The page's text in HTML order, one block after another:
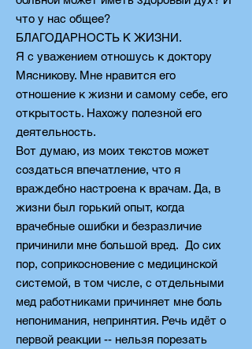
что у нас общее?
БЛАГОДАРНОСТЬ К ЖИЗНИ.
Я с уважением отношусь к доктору
Мясникову. Мне нравится его
отношение к жизни и самому себе, его
открытость. Нахожу полезной его
деятельность.
Вот думаю, из моих текстов может
создаться впечатление, что я
враждебно настроена к врачам. Да, в
жизни был горький опыт, когда
врачебные ошибки и безразличие
причинили мне большой вред. До сих
пор, соприкосновение с медицинской
системой, в том числе, с отдельными
мед работниками причиняет мне боль
непонимания, непринятия. Речь идёт о
первой реакции -- нельзя порезать